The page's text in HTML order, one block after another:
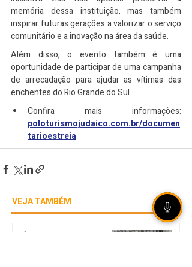
memória dessa instituição, mas também
inspirar futuras gerações a valorizar o serviço
comunitário e a inovação na área da saúde.
Além disso, o evento também é uma
oportunidade de participar de uma campanha
de arrecadação para ajudar as vítimas das
enchentes do Rio Grande do Sul.
poloturismojudaico.com.br/documen
tarioestreia
VEJA TAMBÉM